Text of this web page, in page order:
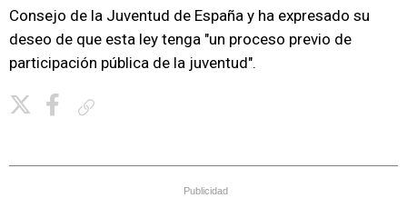
Consejo de la Juventud de España y ha expresado su
deseo de que esta ley tenga "un proceso previo de
participación pública de la juventud".
Publicidad